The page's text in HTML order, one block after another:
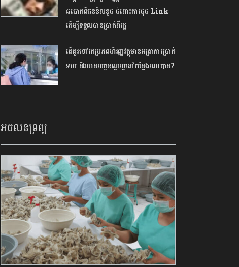
ឆបោកពីជនខិលខូច ចំពោះការចុច Link
ដើម្បីទទួលបានប្រាក់ពីរដ្ឋ
តើគួរទៅរកប្រភពហិរញ្ញវត្ថុមានអត្រាការប្រាក់
ទាប និងមានលក្ខខណ្ឌល្អនៅកន្លែងណាបាន?
អចលនទ្រព្យ